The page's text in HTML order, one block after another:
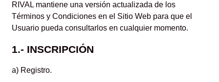
RIVAL mantiene una versión actualizada de los
Términos y Condiciones en el Sitio Web para que el
Usuario pueda consultarlos en cualquier momento.
1.- INSCRIPCIÓN
a) Registro.